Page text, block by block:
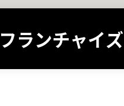
フランチャイ